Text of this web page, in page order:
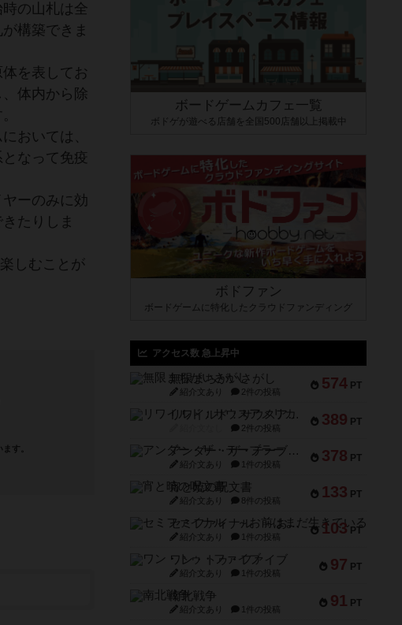
の山札は全
構築できま
を表してお
体内から除
おいては、
なって免疫
ーのみに効
たりしま
しむことが
す。
ボードゲームカフェ一覧
ボドゲが遊べる店舗を全国500店舗以上掲載中
ボドファン
ボードゲームに特化したクラウドファンディング
アクセス数 急上昇中
574 PT
無限まちがいさがし
紹介文あり 2件の投稿
389 PT
リワイルド：サウスアメリカ
2件の投稿
378 PT
アンダー・ザ・テーブラー
紹介文あり 1件の投稿
133 PT
宵と暁の呪文書
紹介文あり 8件の投稿
103 PT
セミファイナル ～お前はまだ生きている～
紹介文あり 1件の投稿
97 PT
ワン・トゥ・ファイブ
紹介文あり 1件の投稿
91 PT
南北戦争
紹介文あり 1件の投稿